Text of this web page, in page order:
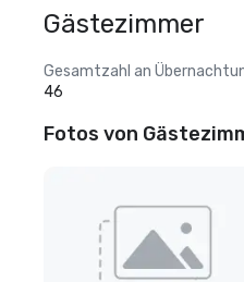
Gästezimmer
Gesamtzahl an
46
Fotos von